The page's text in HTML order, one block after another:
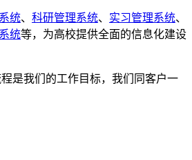
统、 科研管理系统、 实习管理系统、
统等，为高校提供全面的信息化建设
是我们的工作目标，我们同客户一